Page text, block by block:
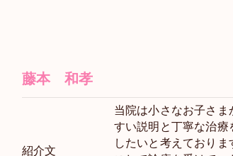
藤本 和孝
紹介文
当院は小さなお子さ
すい説明と丁寧な治
したいと考えており